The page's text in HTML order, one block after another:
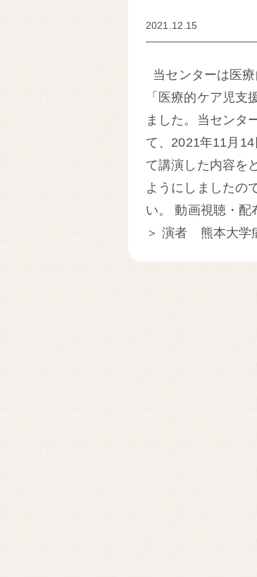
2021.12.15
当センターは医
「医療的ケア児
ました。当センタ
て、2021年11月
て講演した内容を
ようにしましたの
い。 動画視聴・
＞ 演者 熊本大学